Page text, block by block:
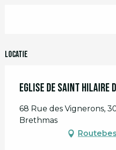
Locatie
Eglise de Saint Hilaire
68 Rue des Vignerons,
Brethmas